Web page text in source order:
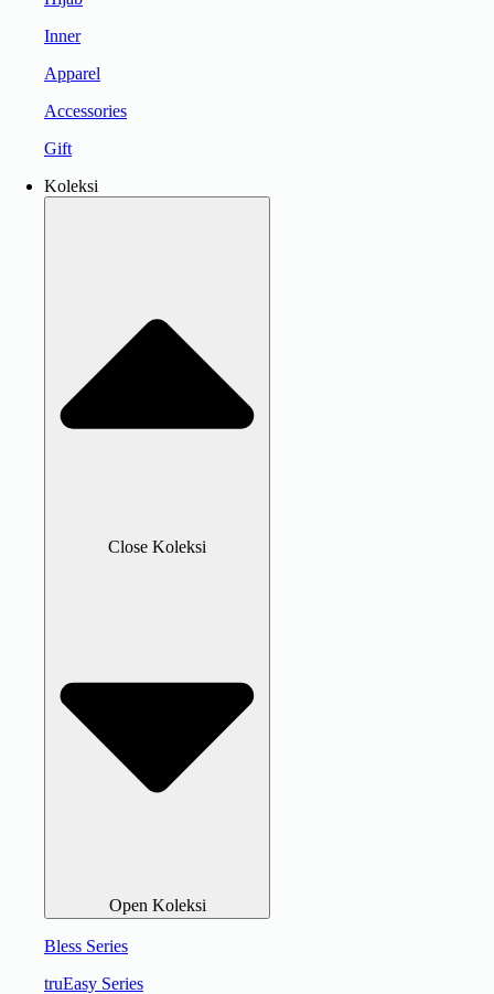
Inner
Apparel
Accessories
Gift
Koleksi
Close Koleksi
Open Koleksi
Bless Series
truEasy Series